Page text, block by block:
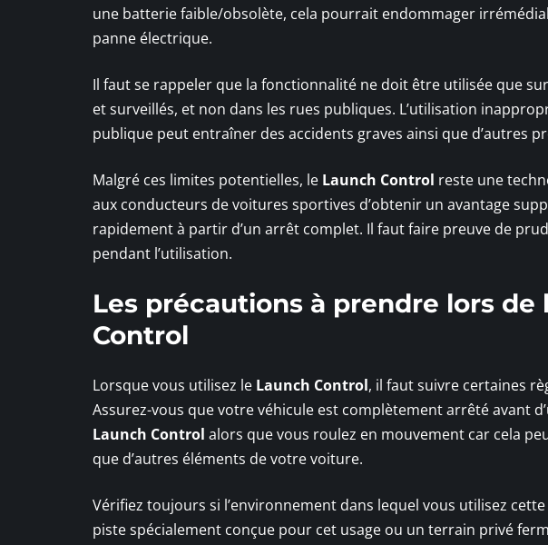
une batterie faible/obsolète, cela pourrait endommager
panne électrique.
Il faut se rappeler que la fonctionnalité ne doit être utilisée que
et surveillés, et non dans les rues publiques. L’utilisation
publique peut entraîner des accidents graves ainsi que d’autres
Malgré ces limites potentielles, le Launch Control reste une
aux conducteurs de voitures sportives d’obtenir un avantage
rapidement à partir d’un arrêt complet. Il faut faire preuve de
pendant l’utilisation.
Les précautions à prendre lors de
Control
Lorsque vous utilisez le Launch Control, il faut suivre certaines
Assurez-vous que votre véhicule est complètement arrêté avant
Launch Control alors que vous roulez en mouvement car cela
que d’autres éléments de votre voiture.
Vérifiez toujours si l’environnement dans lequel vous utilisez
piste spécialement conçue pour cet usage ou un terrain privé